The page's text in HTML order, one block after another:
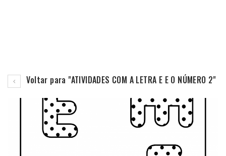
Voltar para "ATIVIDADES COM A LETRA E E O NÚMERO 2"